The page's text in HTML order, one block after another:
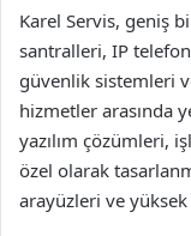
Karel Servis, geniş
santralleri, IP
güvenlik sistemleri
hizmetler arasında
yazılım çözümleri,
özel olarak
arayüzleri ve